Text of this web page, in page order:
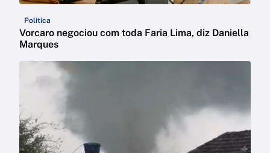
Política
Vorcaro negociou com toda Faria Lima, diz Daniella
Marques